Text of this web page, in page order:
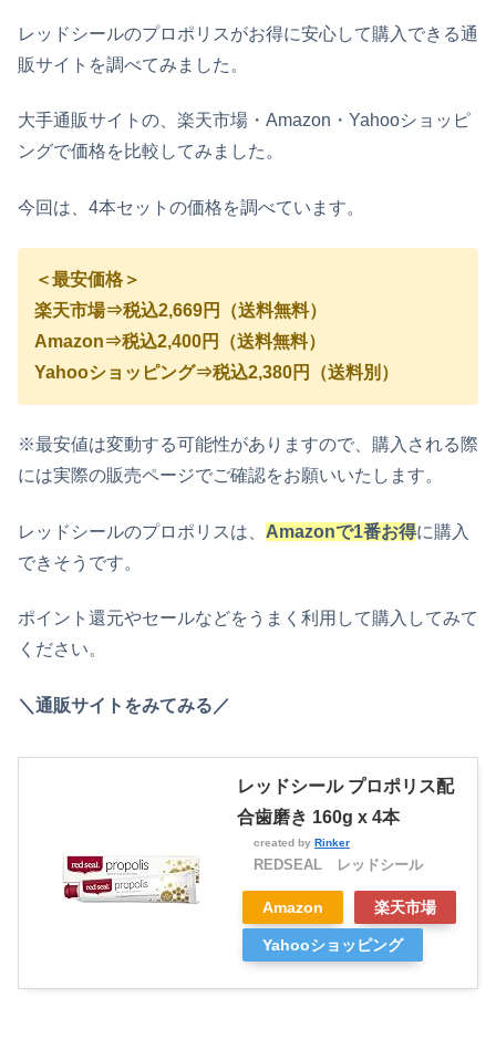
レッドシールのプロポリスがお得に安心して購入できる通
販サイトを調べてみました。
大手通販サイトの、楽天市場・Amazon・Yahooショッピ
ングで価格を比較してみました。
今回は、4本セットの価格を調べています。
＜最安価格＞
楽天市場⇒税込2,669円（送料無料）
Amazon⇒税込2,400円（送料無料）
Yahooショッピング⇒税込2,380円（送料別）
※最安値は変動する可能性がありますので、購入される際
には実際の販売ページでご確認をお願いいたします。
レッドシールのプロポリスは、 Amazonで1番お得に購入
できそうです。
ポイント還元やセールなどをうまく利用して購入してみて
ください。
＼通販サイトをみてみる／
レッドシール プロポリス配
合歯磨き 160g x 4本
created by Rinker
REDSEAL レッドシール
Amazon 楽天市場
Yahooショッピング